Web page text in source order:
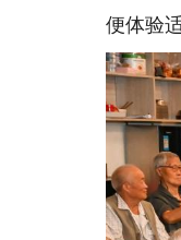
便体验